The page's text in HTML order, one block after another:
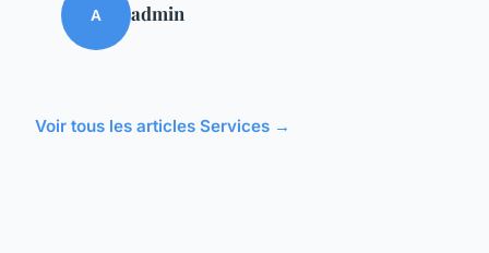
A admin
Voir tous les articles Services →